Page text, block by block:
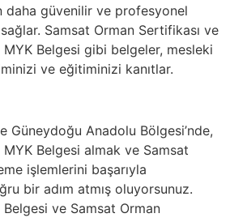
daha güvenilir ve profesyonel
sağlar. Samsat Orman Sertifikası ve
Belgesi gibi belgeler, mesleki
ve eğitiminizi kanıtlar.
Güneydoğu Anadolu Bölgesi’nde,
Belgesi almak ve Samsat
işlemlerini başarıyla
bir adım atmış oluyorsunuz.
ve Samsat Orman